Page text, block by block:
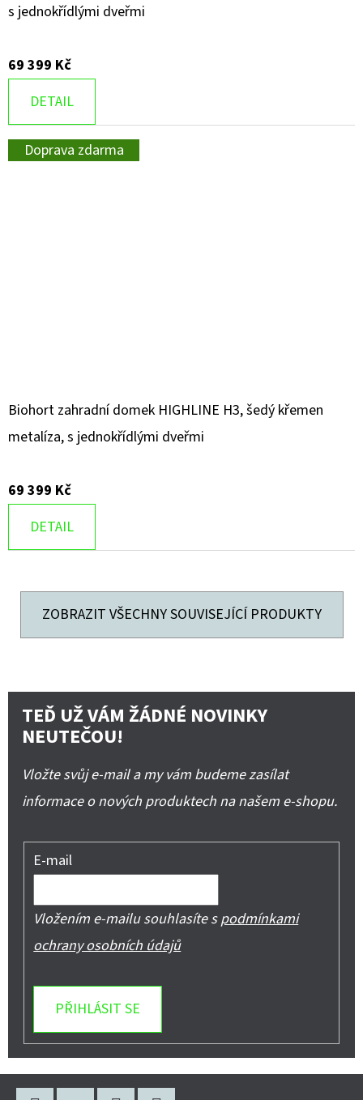
s jednokřídlými dveřmi
69 399 Kč
DETAIL
Doprava zdarma
Biohort zahradní domek HIGHLINE H3, šedý křemen
metalíza, s jednokřídlými dveřmi
69 399 Kč
DETAIL
ZOBRAZIT VŠECHNY SOUVISEJÍCÍ PRODUKTY
TEĎ UŽ VÁM ŽÁDNÉ NOVINKY
NEUTEČOU!
Vložte svůj e-mail a my vám budeme zasílat
informace o nových produktech na našem e-shopu.
E-mail
Vložením e-mailu souhlasíte spodmínkami
ochrany osobních údajů
PŘIHLÁSIT SE